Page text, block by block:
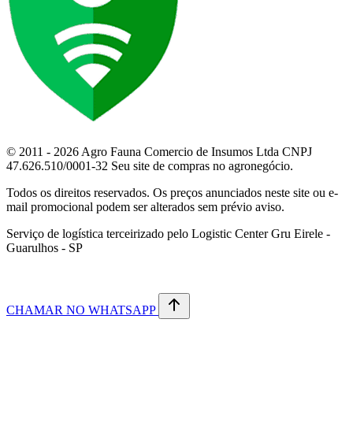
© 2011 - 2026 Agro Fauna Comercio de Insumos Ltda CNPJ
47.626.510/0001-32 Seu site de compras no agronegócio.
Todos os direitos reservados. Os preços anunciados neste site ou e-
mail promocional podem ser alterados sem prévio aviso.
Serviço de logística terceirizado pelo Logistic Center Gru Eirele -
Guarulhos - SP
CHAMAR NO WHATSAPP